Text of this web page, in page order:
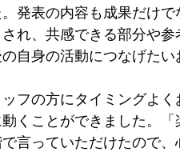
発表の内容も成果だけで
れ、共感できる部分や参
自身の活動につなげたい
フの方にタイミングよく
くことができました。「
言っていただけたので、